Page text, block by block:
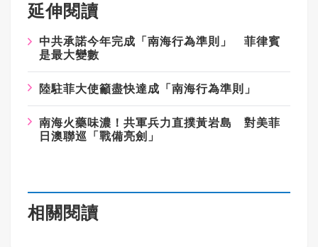
延伸閱讀
中共承諾今年完成「南海行為準則」 菲律賓
是最大變數
陸駐菲大使籲盡快達成「南海行為準則」
南海火藥味濃！共軍兵力直撲黃岩島 對美菲
日澳聯巡「戰備亮劍」
相關閱讀